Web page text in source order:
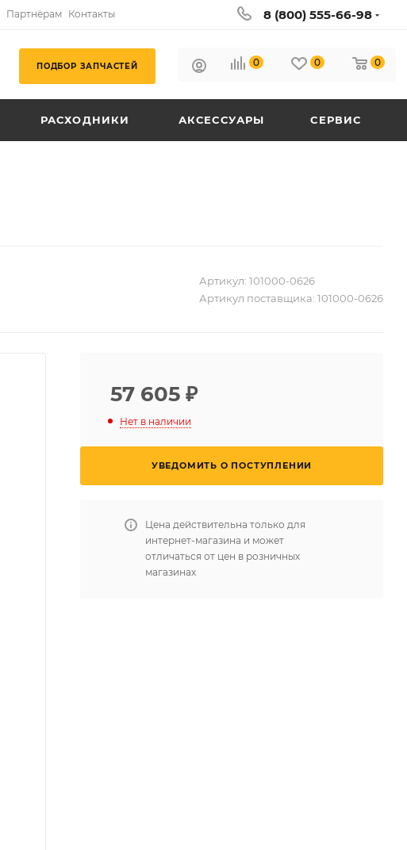
Партнёрам Контакты 8 (800) 555-66-98
ПОДБОР ЗАПЧАСТЕЙ 0 0 0
РАСХОДНИКИ АКСЕССУАРЫ СЕРВИС
Артикул: 101000-0626
Артикул поставщика: 101000-0626
57 605 ₽
Нет в наличии
УВЕДОМИТЬ О ПОСТУПЛЕНИИ
Цена действительна только для
интернет-магазина и может
отличаться от цен в розничных
магазинах